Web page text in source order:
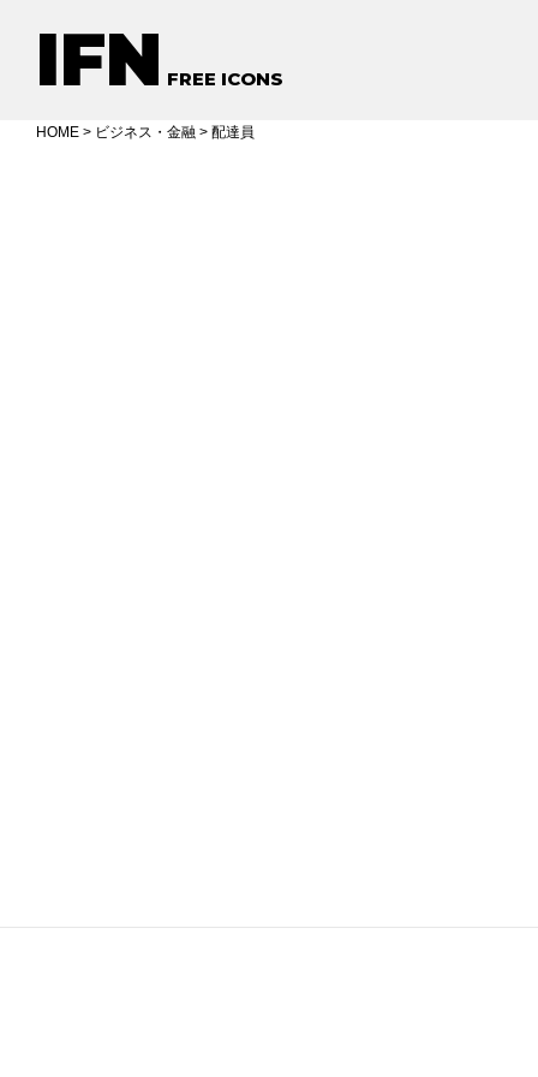
IFN FREE ICONS
HOME > ビジネス・金融 > 配達員